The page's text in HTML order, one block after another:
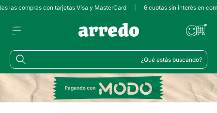
las compras con tarjetas Visa y MasterCard 6 cuotas sin interés en
¿Qué estás buscando?